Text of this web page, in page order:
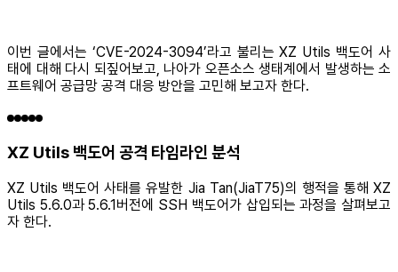
이번 글에서는 ‘CVE-2024-3094’라고 불리는 XZ Utils 백도어 사
태에 대해 다시 되짚어보고, 나아가 오픈소스 생태계에서 발생하는 소
프트웨어 공급망 공격 대응 방안을 고민해 보고자 한다.
XZ Utils 백도어 공격 타임라인 분석
XZ Utils 백도어 사태를 유발한 Jia Tan(JiaT75)의 행적을 통해 XZ
Utils 5.6.0과 5.6.1버전에 SSH 백도어가 삽입되는 과정을 살펴보고
자 한다.